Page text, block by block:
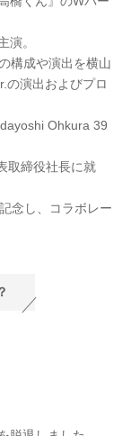
演。
構成や演出を横山
の演出およびプロ
Ohkura 39
取締役社長に就
念し、コラボレー